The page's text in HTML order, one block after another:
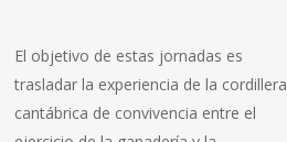
El objetivo de estas jornadas es
trasladar la experiencia de la cordillera
cantábrica de convivencia entre el